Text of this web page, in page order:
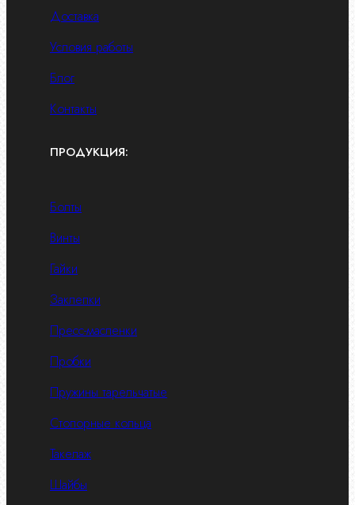
Доставка
Условия работы
Блог
Контакты
ПРОДУКЦИЯ:
Болты
Винты
Гайки
Заклепки
Пресс-масленки
Пробки
Пружины тарельчатые
Стопорные кольца
Такелаж
Шайбы